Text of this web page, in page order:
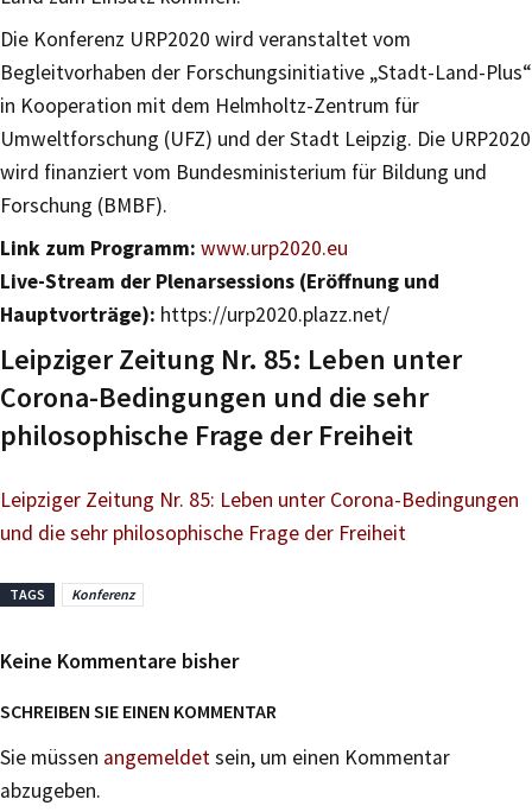
Die Konferenz URP2020 wird veranstaltet vom
Begleitvorhaben der Forschungsinitiative „Stadt-Land-Plus“
in Kooperation mit dem Helmholtz-Zentrum für
Umweltforschung (UFZ) und der Stadt Leipzig. Die URP2020
wird finanziert vom Bundesministerium für Bildung und
Forschung (BMBF).
Link zum Programm: www.urp2020.eu
Live-Stream der Plenarsessions (Eröffnung und
Hauptvorträge): https://urp2020.plazz.net/
Leipziger Zeitung Nr. 85: Leben unter
Corona-Bedingungen und die sehr
philosophische Frage der Freiheit
Leipziger Zeitung Nr. 85: Leben unter Corona-Bedingungen
und die sehr philosophische Frage der Freiheit
TAGS Konferenz
Keine Kommentare bisher
SCHREIBEN SIE EINEN KOMMENTAR
Sie müssen angemeldetsein, um einen Kommentar
abzugeben.